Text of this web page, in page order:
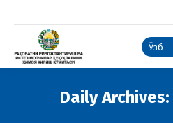
Ўзб
Daily Archives: